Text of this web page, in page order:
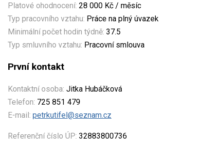
Platové ohodnocení: 28 000 Kč / měsíc
Typ pracovního vztahu: Práce na plný úvazek
Minimální počet hodin týdně: 37.5
Typ smluvního vztahu: Pracovní smlouva
První kontakt
Kontaktní osoba: Jitka Hubáčková
Telefon: 725 851 479
E-mail: petrkutifel@seznam.cz
Referenční číslo ÚP: 32883800736